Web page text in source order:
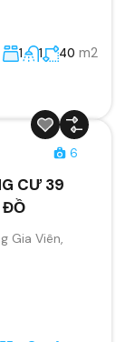
1 1 40 m2
6
CƯ 39
ĐỒ
Gia Viên,